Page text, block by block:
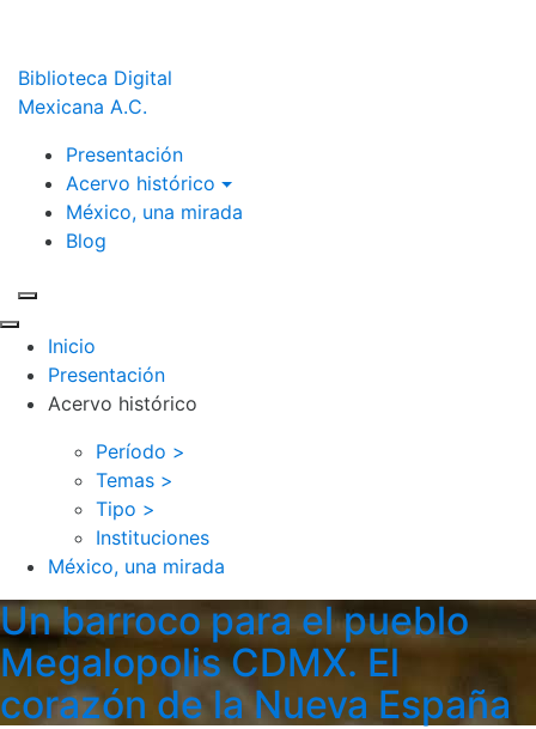
Biblioteca Digital
Mexicana A.C.
Presentación
Acervo histórico
México, una mirada
Blog
Inicio
Presentación
Acervo histórico
Período >
Temas >
Tipo >
Instituciones
México, una mirada
Un barroco para el pueblo
Megalopolis CDMX. El
corazón de la Nueva España